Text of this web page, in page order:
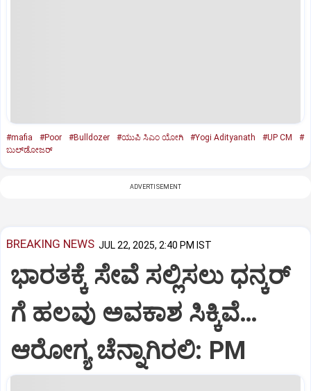
#mafia #Poor #Bulldozer #ಯುಪಿ ಸಿಎಂ ಯೋಗಿ #Yogi Adityanath #UP CM
#
ಬುಲ್‌ಡೋಜರ್‌
ADVERTISEMENT
BREAKING NEWS JUL 22, 2025, 2:40 PM IST
ಭಾರತಕ್ಕೆ ಸೇವೆ ಸಲ್ಲಿಸಲು ಧನ್ಕರ್‌
ಗೆ ಹಲವು ಅವಕಾಶ ಸಿಕ್ಕಿವೆ…
ಆರೋಗ್ಯ ಚೆನ್ನಾಗಿರಲಿ: PM